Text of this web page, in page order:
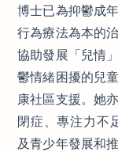
博士已為抑鬱成
行為療法為本的
協助發展「兒情
鬱情緒困擾的兒
康社區支援。她
閉症、專注力不
及青少年發展和